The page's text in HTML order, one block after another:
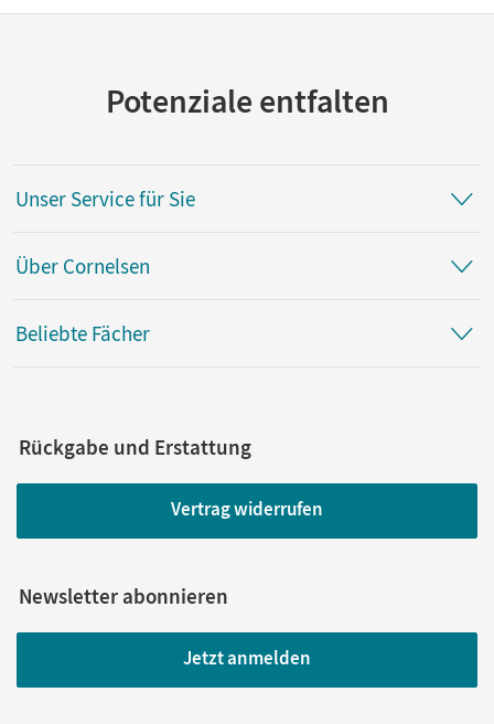
Potenziale entfalten
Unser Service für Sie
Über Cornelsen
Beliebte Fächer
Rückgabe und Erstattung
Vertrag widerrufen
Newsletter abonnieren
Jetzt anmelden